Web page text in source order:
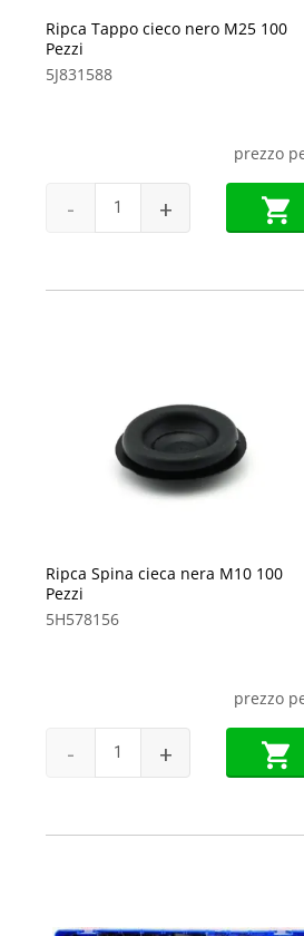
Ripca Tappo cieco nero M25 100
Pezzi
5J831588
prezzo
- +
Ripca Spina cieca nera M10 100
Pezzi
5H578156
prezzo
- +